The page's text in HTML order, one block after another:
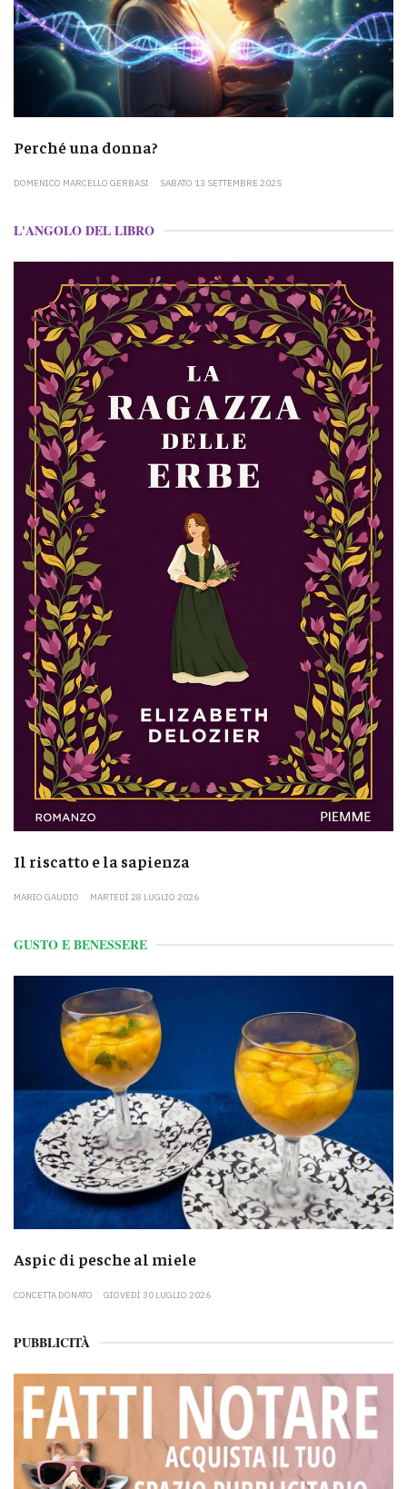
Perché una donna?
DOMENICO MARCELLO GERBASI SABATO 13 SETTEMBRE 2025
L'ANGOLO DEL LIBRO
Il riscatto e la sapienza
MARIO GAUDIO MARTEDÌ 28 LUGLIO 2026
GUSTO E BENESSERE
Aspic di pesche al miele
CONCETTA DONATO GIOVEDÌ 30 LUGLIO 2026
PUBBLICITÀ